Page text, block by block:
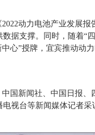
动力电池产业发展报
据支撑。同时，随着“
心”授牌，宜宾推动动
国新闻社、中国日报、
视台等新闻媒体记者采